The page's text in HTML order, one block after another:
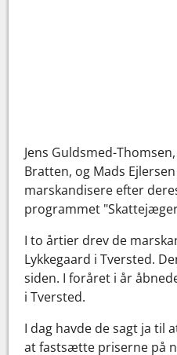
Jens Guldsmed-
Bratten, og Mads
marskandisere efter
programmet
I to årtier drev de
Lykkegaard i Tversted.
siden. I foråret i år
i Tversted.
I dag havde de sagt ja til
at fastsætte priserne på